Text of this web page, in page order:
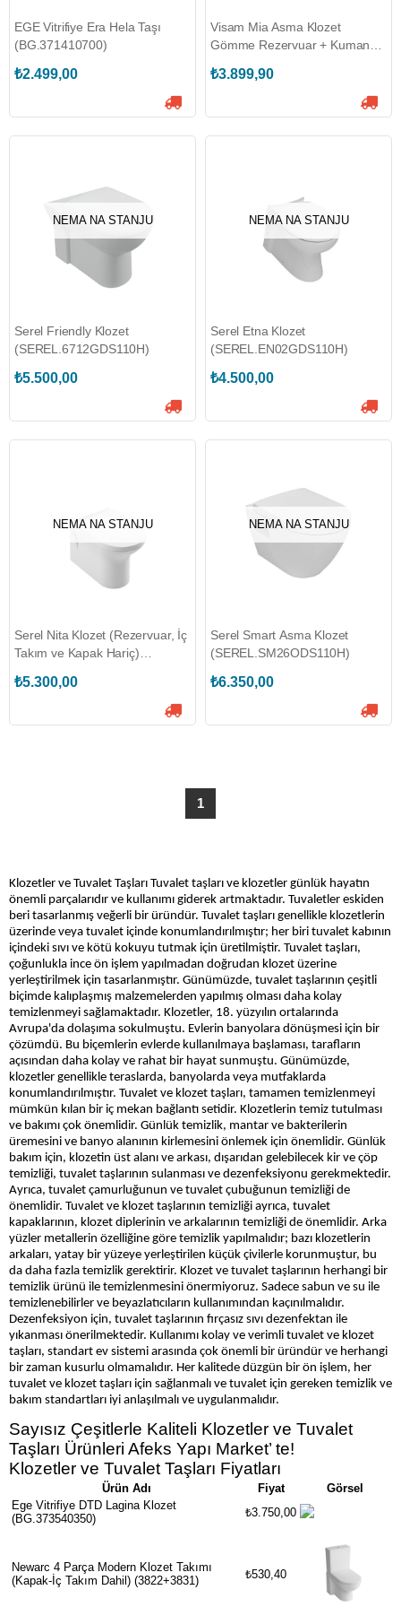
EGE Vitrifiye Era Hela Taşı
(BG.371410700)
₺2.499,00
Visam Mia Asma Klozet
Gömme Rezervuar + Kumanda
SET-5)
₺3.899,90
NEMA NA STANJU
Serel Friendly Klozet
(SEREL.6712GDS110H)
₺5.500,00
NEMA NA STANJU
Serel Etna Klozet
(SEREL.EN02GDS110H)
₺4.500,00
NEMA NA STANJU
Serel Nita Klozet (Rezervuar, İç
Takım ve Kapak Hariç)
₺5.300,00
NEMA NA STANJU
Serel Smart Asma Klozet
(SEREL.SM26ODS110H)
₺6.350,00
1
Klozetler ve Tuvalet Taşları Tuvalet taşları ve klozetler günlük hayatın
önemli parçalarıdır ve kullanımı giderek artmaktadır. Tuvaletler eskiden
beri tasarlanmış veğerli bir üründür. Tuvalet taşları genellikle klozetlerin
üzerinde veya tuvalet içinde konumlandırılmıştır; her biri tuvalet kabının
içindeki sıvı ve kötü kokuyu tutmak için üretilmiştir. Tuvalet taşları,
çoğunlukla ince ön işlem yapılmadan doğrudan klozet üzerine
yerleştirilmek için tasarlanmıştır. Günümüzde, tuvalet taşlarının çeşitli
biçimde kalıplaşmış malzemelerden yapılmış olması daha kolay
temizlenmeyi sağlamaktadır. Klozetler, 18. yüzyılın ortalarında
Avrupa'da dolaşıma sokulmuştu. Evlerin banyolara dönüşmesi için bir
çözümdü. Bu biçemlerin evlerde kullanılmaya başlaması, tarafların
açısından daha kolay ve rahat bir hayat sunmuştu. Günümüzde,
klozetler genellikle teraslarda, banyolarda veya mutfaklarda
konumlandırılmıştır. Tuvalet ve klozet taşları, tamamen temizlenmeyi
mümkün kılan bir iç mekan bağlantı setidir. Klozetlerin temiz tutulması
ve bakımı çok önemlidir. Günlük temizlik, mantar ve bakterilerin
üremesini ve banyo alanının kirlemesini önlemek için önemlidir. Günlük
bakım için, klozetin üst alanı ve arkası, dışarıdan gelebilecek kir ve çöp
temizliği, tuvalet taşlarının sulanması ve dezenfeksiyonu gerekmektedir.
Ayrıca, tuvalet çamurluğunun ve tuvalet çubuğunun temizliği de
önemlidir. Tuvalet ve klozet taşlarının temizliği ayrıca, tuvalet
kapaklarının, klozet diplerinin ve arkalarının temizliği de önemlidir. Arka
yüzler metallerin özelliğine göre temizlik yapılmalıdır; bazı klozetlerin
arkaları, yatay bir yüzeye yerleştirilen küçük çivilerle korunmuştur, bu
da daha fazla temizlik gerektirir. Klozet ve tuvalet taşlarının herhangi bir
temizlik ürünü ile temizlenmesini önermiyoruz. Sadece sabun ve su ile
temizlenebilirler ve beyazlatıcıların kullanımından kaçınılmalıdır.
Dezenfeksiyon için, tuvalet taşlarının fırçasız sıvı dezenfektan ile
yıkanması önerilmektedir. Kullanımı kolay ve verimli tuvalet ve klozet
taşları, standart ev sistemi arasında çok önemli bir üründür ve herhangi
bir zaman kusurlu olmamalıdır. Her kalitede düzgün bir ön işlem, her
tuvalet ve klozet taşları için sağlanmalı ve tuvalet için gereken temizlik ve
bakım standartları iyi anlaşılmalı ve uygulanmalıdır.
Sayısız Çeşitlerle Kaliteli Klozetler ve Tuvalet
Taşları Ürünleri Afeks Yapı Market’ te!
Klozetler ve Tuvalet Taşları Fiyatları
Ürün Adı Fiyat
Görsel
Ege Vitrifiye DTD Lagina Klozet
(BG.373540350)
₺3.750,00
Newarc 4 Parça Modern Klozet Takımı
(Kapak-İç Takım Dahil) (3822+3831)
₺530,40